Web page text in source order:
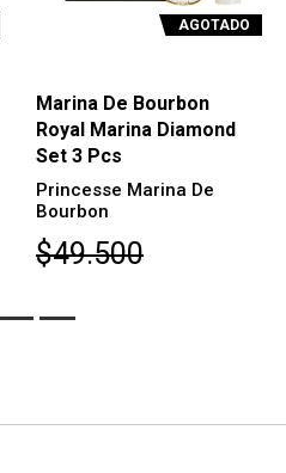
AGOTADO
Marina De Bourbon
Royal Marina Diamond
Set 3 Pcs
Princesse Marina De
Bourbon
$49.500